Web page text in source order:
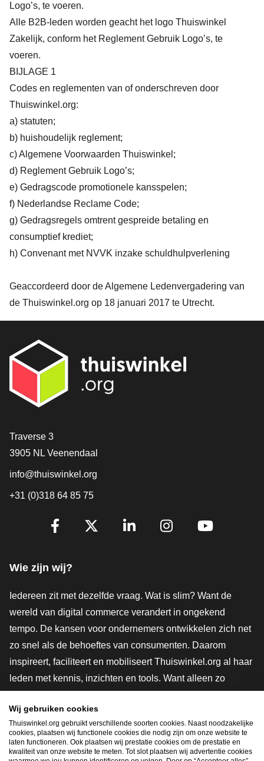
Logo’s, te voeren.
Alle B2B-leden worden geacht het logo Thuiswinkel
Zakelijk, conform het Reglement Gebruik Logo’s, te
voeren.
BIJLAGE 1
Codes en reglementen van of onderschreven door
Thuiswinkel.org:
a) statuten;
b) huishoudelijk reglement;
c) Algemene Voorwaarden Thuiswinkel;
d) Reglement Gebruik Logo’s;
e) Gedragscode promotionele kansspelen;
f) Nederlandse Reclame Code;
g) Gedragsregels omtrent gespreide betaling en
consumptief krediet;
h) Convenant met NVVK inzake schuldhulpverlening
Geaccordeerd door de Algemene Ledenvergadering van
de Thuiswinkel.org op 18 januari 2017 te Utrecht.
Contact
Traverse 3
3905 NL Veenendaal
info@thuiswinkel.org
+31 (0)318 64 85 75
Volg je ons al?
Wie zijn wij?
Iedereen zit met dezelfde vraag. Wat is slim? Want de
wereld van digital commerce verandert in ongekend
tempo. De kansen voor ondernemers ontwikkelen zich net
zo snel als de behoeftes van consumenten. Daarom
inspireert, faciliteert en mobiliseert Thuiswinkel.org al haar
leden met kennis, inzichten en tools. Want alleen zo
innovatievere toekomst. Dus groei ook mee en maak
shoppen slimmer.
Lid worden
Wij gebruiken cookies
Thuiswinkel.org gebruikt verschillende soorten cookies. Naast noodzakelijke
cookies, plaatsen wij functionele cookies die nodig zijn om onze website te
laten functioneren. Ook plaatsen wij prestatie cookies om de prestatie en
kwaliteit van onze website te meten. Tot slot plaatsen wij advertentie cookies